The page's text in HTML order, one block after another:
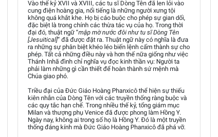
Vào thế kỷ XVII và XVIII, các tu sĩ Dòng Tên đã len lỏi vào
cung điện hoàng gia, nổi tiếng là những người xưng tội
không quá khắt khe. Họ bị cáo buộc cho phép sự gian dối,
đặc biệt là trong chính các thừa tác vụ của họ. Trong thời
đại đó, thuật ngữ “mập mờ nước đôi như tu sĩ Dòng Tên
[Jesuitical]” đã được đặt ra. Thuật ngữ này có nghĩa là đưa
ra những sự phân biệt khéo léo biến lệnh cấm thành sự cho
phép. Tất cả những điều này và hơn thế nữa giống như việc
Thánh Inhã đình chỉ nghĩa vụ đọc kinh thần vụ: Người ta
phải làm những gì cần thiết để hoàn thành sứ mệnh mà
Chúa giao phó.
Triều đại của Đức Giáo Hoàng Phanxicô thể hiện sự thiếu
kiên nhẫn của Dòng Tên với các truyền thống ràng buộc và
các quy tắc hạn chế. Trong nhiều thế kỷ, tổng giám mục
Milan và thượng phụ Venice đã được phong làm Hồng Y.
Ngày nay, không ai trong số họ là Hồng Y. Đó là một truyền
thống đáng kính mà Đức Giáo Hoàng Phanxicô đã phá vỡ.